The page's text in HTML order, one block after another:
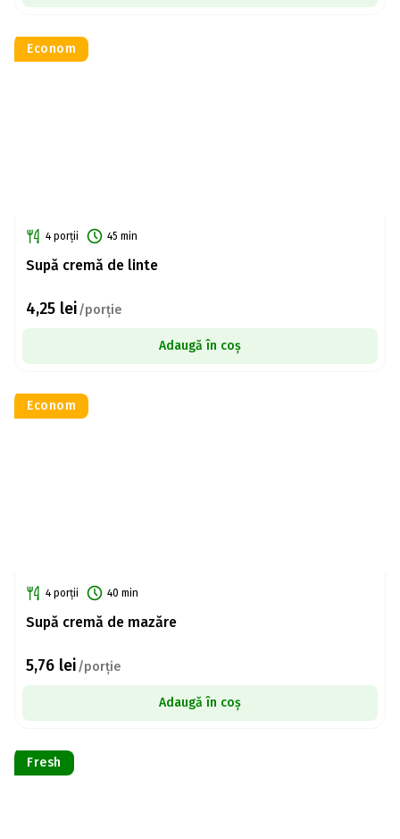
Econom
4 porții 45 min
Supă cremă de linte
4,25 lei/porție
Adaugă în coș
Econom
4 porții 40 min
Supă cremă de mazăre
5,76 lei/porție
Adaugă în coș
Fresh